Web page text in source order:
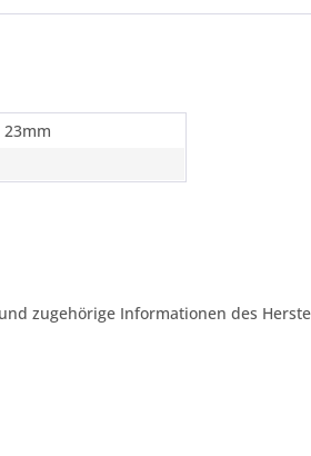
zugehörige Informationen des